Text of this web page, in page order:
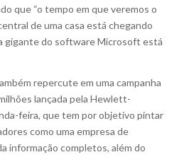
que “o tempo em que veremos o
de uma casa está chegando
gigante do software Microsoft está
repercute em uma campanha
lançada pela Hewlett-
feira, que tem por objetivo pintar
como uma empresa de
informação completos, além do